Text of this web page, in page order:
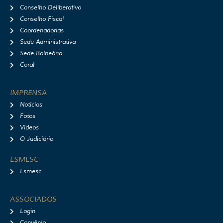
Conselho Deliberativo
Conselho Fiscal
Coordenadorias
Sede Administrativa
Sede Balneária
Coral
IMPRENSA
Notícias
Fotos
Vídeos
O Judiciário
ESMESC
Esmesc
ASSOCIADOS
Login